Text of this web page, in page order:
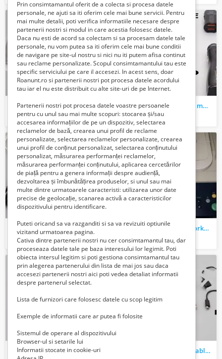
Suport auto numar pentru parcare temporara cu cifre magnetice
10 Lei
Incarcator auto, priza, cu mufa USB
10 Lei
Casti in ear Bluetooth + accesorii, casti cu fir
15 Lei
Multifunctional Xerox WorkCentre 3325
600 Lei
Buton de bord cu mufe USB Cablu incarcare telefon/tableta/etc, prelungitoare usb
Prin consimtamantul oferit de a colecta si procesa datele
personale, ne ajuti sa iti oferim cele mai bune servicii. Pentru
mai multe detalii, poti verifica informatiile necesare despre
partenerii nostri si modul in care acestia folosesc datele.
Daca nu esti de acord sa colectam si sa procesam datele tale
personale, nu vom putea sa iti oferim cele mai bune conditii
de navigare pe site-ul nostru si nici nu iti putem afisa continut
sau reclame personalizate. Scopul consimtamantului tau este
specific serviciului pe care il accesezi. In acest sens, doar
Roanunt.ro si partenerii nostri pot procesa datele acordului
tau iar el nu este distribuit cu alte site-uri de pe Internet.
Partenerii nostri pot procesa datele voastre persoanele
pentru cu unul sau mai multe scopuri: stocarea și/sau
accesarea informațiilor de pe un dispozitiv, selectarea
reclamelor de bază, crearea unui profil de reclame
personalizate, selectarea reclamelor personalizate, crearea
unui profil de conținut personalizat, selectarea conținutului
personalizat, măsurarea performanței reclamelor,
măsurarea performanței conținutului, aplicarea cercetărilor
de piață pentru a genera informații despre audiență,
dezvoltarea și îmbunătățirea produselor, si unul sau mai
multe dintre urmatoarele caracteristi: utilizarea unor date
precise de geolocație, scanarea activă a caracteristicilor
dispozitivului pentru identificare.
Puteti oricand sa va razganditi si sa va revizuiti optiunile
vizitand urmatoarea pagina.
Cativa dintre partenerii nostri nu cer consimtamantul tau, dar
proceseaza datele tale pe baza interesului lor legimit. Poti
obiecta intersul legitim si poti gestiona consimtamantul tau
prin alegerea partenerului din lista de mai jos sau daca
accesezi partenerii nostri aici poti vedea detaliat informatii
despre partenerul selectat.
Lista de furnizori care folosesc datele cu scop legitim
Exemple de informatii care ar putea fi folosite
Sistemul de operare al dispozitivului
Browser-ul si setarile lui
Informatii stocate in cookie-uri